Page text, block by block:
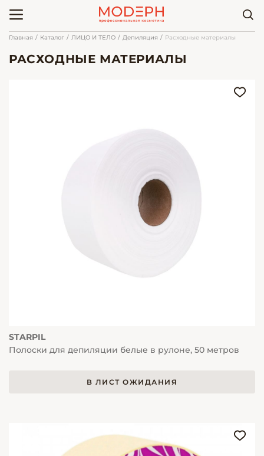
Главная Каталог ЛИЦО И ТЕЛО Депиляция Расходные материалы
РАСХОДНЫЕ МАТЕРИАЛЫ
STARPIL
Полоски для депиляции белые в рулоне, 50 метров
В ЛИСТ ОЖИДАНИЯ